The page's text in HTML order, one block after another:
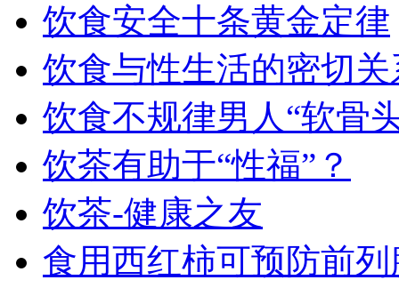
饮食安全十条黄金定律
饮食与性生活的密切关
饮食不规律男人“软骨
饮茶有助于“性福”？
饮茶-健康之友
食用西红柿可预防前列